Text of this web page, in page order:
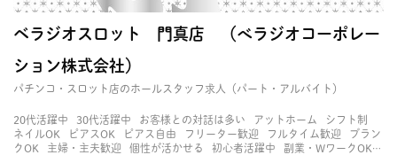
ベラジオスロット 門真店 （べラジオコーポレー
ション株式会社）
パチンコ・スロット店のホールスタッフ求人（パート・アルバイト）
20代活躍中 30代活躍中 お客様との対話は多い アットホーム
シフト制
ネイルOK
ピアスOK ピアス自由 フリーター歓迎 フルタイム歓迎
ブラン
クOK
主婦・主夫歓迎 個性が活かせる 初心者活躍中
副業・WワークOK